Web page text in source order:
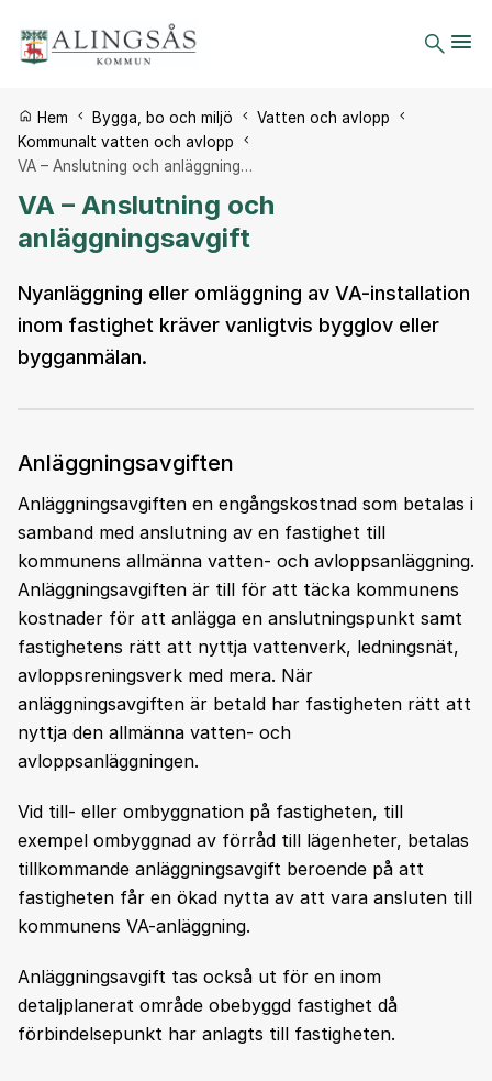
Du är här:
Hem Bygga, bo och miljö
Vatten och avlopp
Kommunalt vatten och avlopp
VA – Anslutning och anläggning…
VA – Anslutning och
anläggningsavgift
Nyanläggning eller omläggning av VA-installation
inom fastighet kräver vanligtvis bygglov eller
bygganmälan.
Anläggningsavgiften
Anläggningsavgiften en engångskostnad som betalas i
samband med anslutning av en fastighet till
kommunens allmänna vatten- och avloppsanläggning.
Anläggningsavgiften är till för att täcka kommunens
kostnader för att anlägga en anslutningspunkt samt
fastighetens rätt att nyttja vattenverk, ledningsnät,
avloppsreningsverk med mera. När
anläggningsavgiften är betald har fastigheten rätt att
nyttja den allmänna vatten- och
avloppsanläggningen.
Vid till- eller ombyggnation på fastigheten, till
exempel ombyggnad av förråd till lägenheter, betalas
tillkommande anläggningsavgift beroende på att
fastigheten får en ökad nytta av att vara ansluten till
kommunens VA-anläggning.
Anläggningsavgift tas också ut för en inom
detaljplanerat område obebyggd fastighet då
förbindelsepunkt har anlagts till fastigheten.